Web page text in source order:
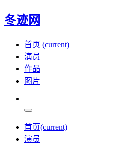
冬迹网
首页 (current)
演员
作品
图片
首页(current)
演员